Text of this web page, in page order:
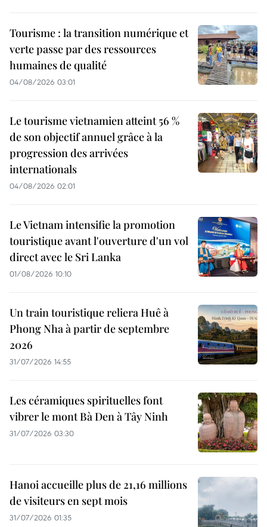
Tourisme : la transition numérique et
verte passe par des ressources
humaines de qualité
04/08/2026 03:01
Le tourisme vietnamien atteint 56 %
de son objectif annuel grâce à la
progression des arrivées
internationals
04/08/2026 02:01
Le Vietnam intensifie la promotion
touristique avant l'ouverture d'un vol
direct avec le Sri Lanka
01/08/2026 10:10
Un train touristique reliera Huê à
Phong Nha à partir de septembre
2026
31/07/2026 14:55
Les céramiques spirituelles font
vibrer le mont Bà Den à Tây Ninh
31/07/2026 03:30
Hanoi accueille plus de 21,16 millions
de visiteurs en sept mois ​
31/07/2026 01:35